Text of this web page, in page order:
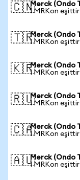
🇨🇳Merck (Ondo
1 MRKon
🇹🇷Merck (Ondo
1 MRKon
🇰🇷Merck (Ondo
1 MRKon
🇷🇺Merck (Ondo
1 MRKon
🇨🇦Merck (Ondo
1 MRKon
🇦🇺Merck (Ondo
1 MRKon